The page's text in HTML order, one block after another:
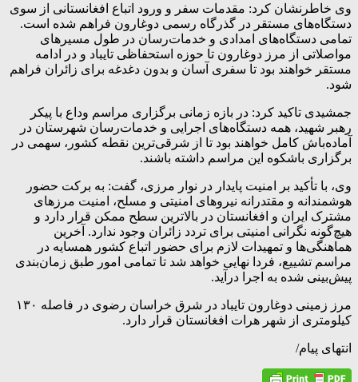
وی خاطرنشان کرد: مقدمات سفر و ورود اتباع افغانستانی از سوی
دستگاه‌های مستقر در گذرگاه رسمی دوغارون فراهم شده است.
تمامی دستگاه‌های امدادی و خدمات‌رسان در طول مسیرهای
مواصلاتی از مرز دوغارون تا حوزه استحفاظی تایباد و در ادامه
مستقر خواهند بود تا سفری آسان و بدون دغدغه برای زائران فراهم
شود.
جمشیدی تاکید کرد: در بازه زمانی برگزاری مراسم وداع با پیکر
رهبر شهید، همه دستگاه‌های اجرایی و خدمات‌رسان شهرستان در
آماده‌باش کامل خواهند بود تا از شرقی‌ترین نقطه کشور، سهمی در
برگزاری باشکوه این مراسم داشته باشند.
وی، با تأکید بر امنیت پایدار در نوار مرزی، گفت: به برکت حضور
هوشمندانه و مقتدرانه نیروهای امنیتی و مسلح، امنیت مرزهای
مشترک ایران و افغانستان در بالاترین سطح ممکن قرار دارد و
هیچ‌گونه نگرانی امنیتی برای تردد زائران وجود ندارد. آخرین
هماهنگی‌ها و تمهیدات لازم برای حضور اتباع کشور همسایه در
مراسم تشییع، فردا نهایی خواهد شد تا تمامی امور طبق زمان‌بندی
پیش‌بینی شده به اجرا درآید.
مرز زمینی دوغارون تایباد در شرق خراسان رضوی در فاصله ۱۳۰
کیلومتری از شهر هرات افغانستان قرار دارد.
انتهای پیام/